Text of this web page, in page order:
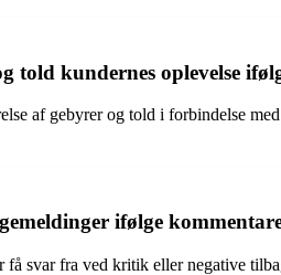
kundernes oplevelse
af gebyrer og told i forbindelse
ifølge
svar fra ved kritik eller negative